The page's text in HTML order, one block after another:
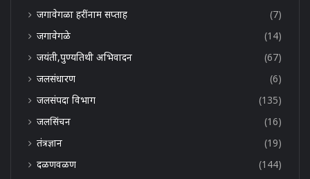
जगावेगळा हरींनाम सप्ताह
(7)
जगावेगळे
(14)
जयंती,पुण्यतिथी अभिवादन
(67)
जलसंधारण
(6)
जलसंपदा विभाग
(135)
जलसिंचन
(16)
तंत्रज्ञान
(19)
दळणवळण
(144)